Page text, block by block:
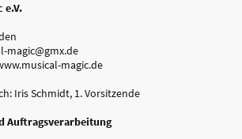
e.V.
magic@gmx.de
magic.de
Iris Schmidt, 1. Vorsitzende
Auftragsverarbeitung